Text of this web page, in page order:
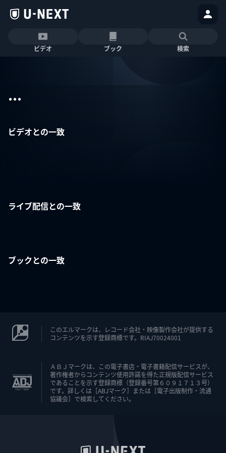
ビデオ ブック 検索
...
ビデオとの一致
ライブ配信との一致
ブックとの一致
このエルマークは、レコード会社・映像製作会社が提供する
コンテンツを示す登録商標です。RIAJ70024001
ＡＢＪマークは、この電子書店・電子書籍配信サービスが、
著作権者からコンテンツ使用許諾を得た正規版配信サービス
であることを示す登録商標（登録番号第６０９１７１３号）
です。詳しくは［ABJマーク］または［電子出版制作・流通
協議会］で検索してください。